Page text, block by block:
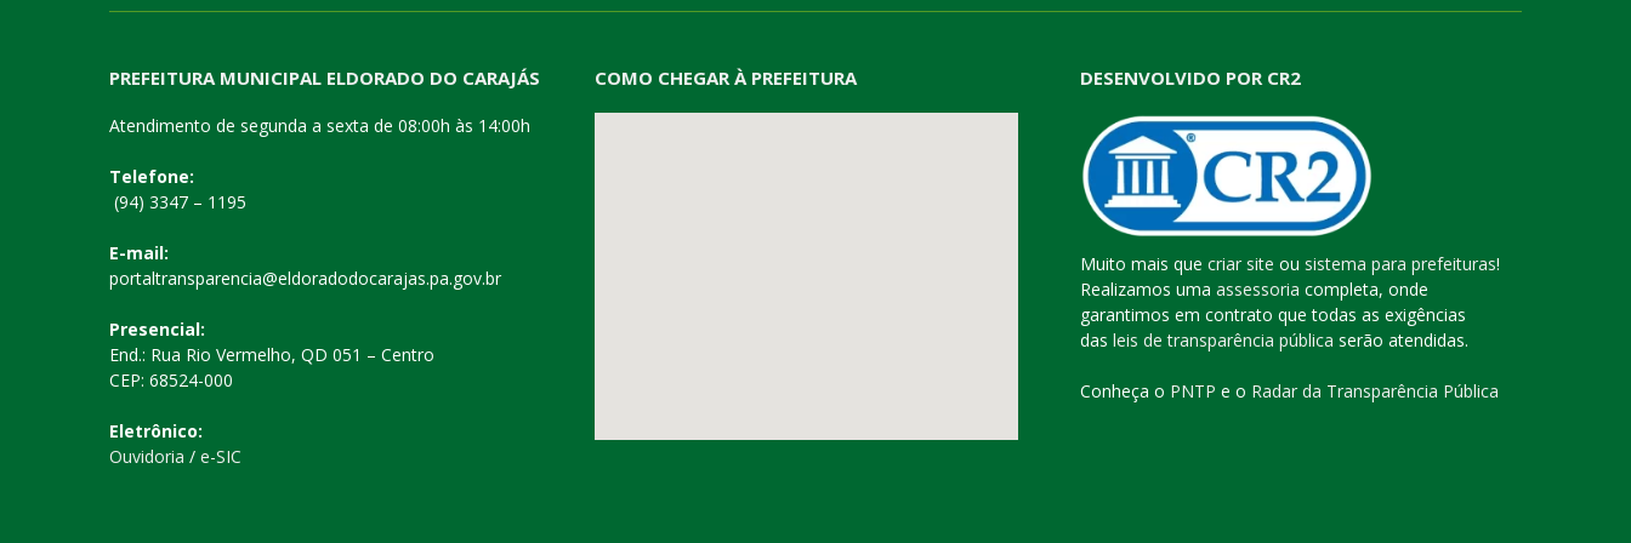
PREFEITURA MUNICIPAL ELDORADO DO CARAJÁS
Atendimento de segunda a sexta de 08:00h às 14:00h
Telefone:
(94) 3347 – 1195
E-mail:
portaltransparencia@eldoradodocarajas.pa.gov.br
Presencial:
End.: Rua Rio Vermelho, QD 051 – Centro
CEP: 68524-000
Eletrônico:
Ouvidoria / e-SIC
COMO CHEGAR À PREFEITURA DESENVOLVIDO POR CR2
Muito mais que criar site ou sistema para prefeituras!
Realizamos uma assessoria completa, onde
garantimos em contrato que todas as exigências
das leis de transparência pública serão atendidas.
Conheça o PNTP e o Radar da Transparência Pública